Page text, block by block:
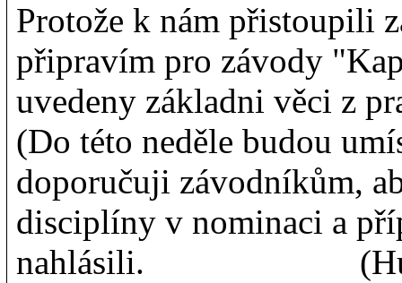
Protože k nám přistoupili
připravím pro závody
uvedeny základni věci z
(Do této neděle budou
doporučuji závodníkům,
disciplíny v nominaci a
nahlásili.